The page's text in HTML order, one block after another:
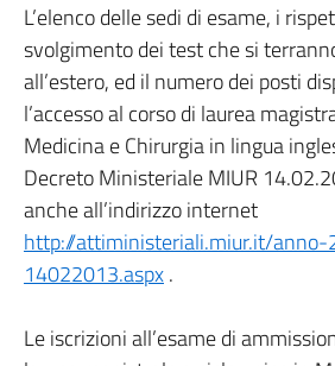
L’elenco delle sedi di esame, i
svolgimento dei test che si
all’estero, ed il numero dei posti
l’accesso al corso di laurea
Medicina e Chirurgia in lingua
Decreto Ministeriale MIUR
anche all’indirizzo internet
http://attiministeriali.miur.it/
14022013.aspx.
Le iscrizioni all’esame di